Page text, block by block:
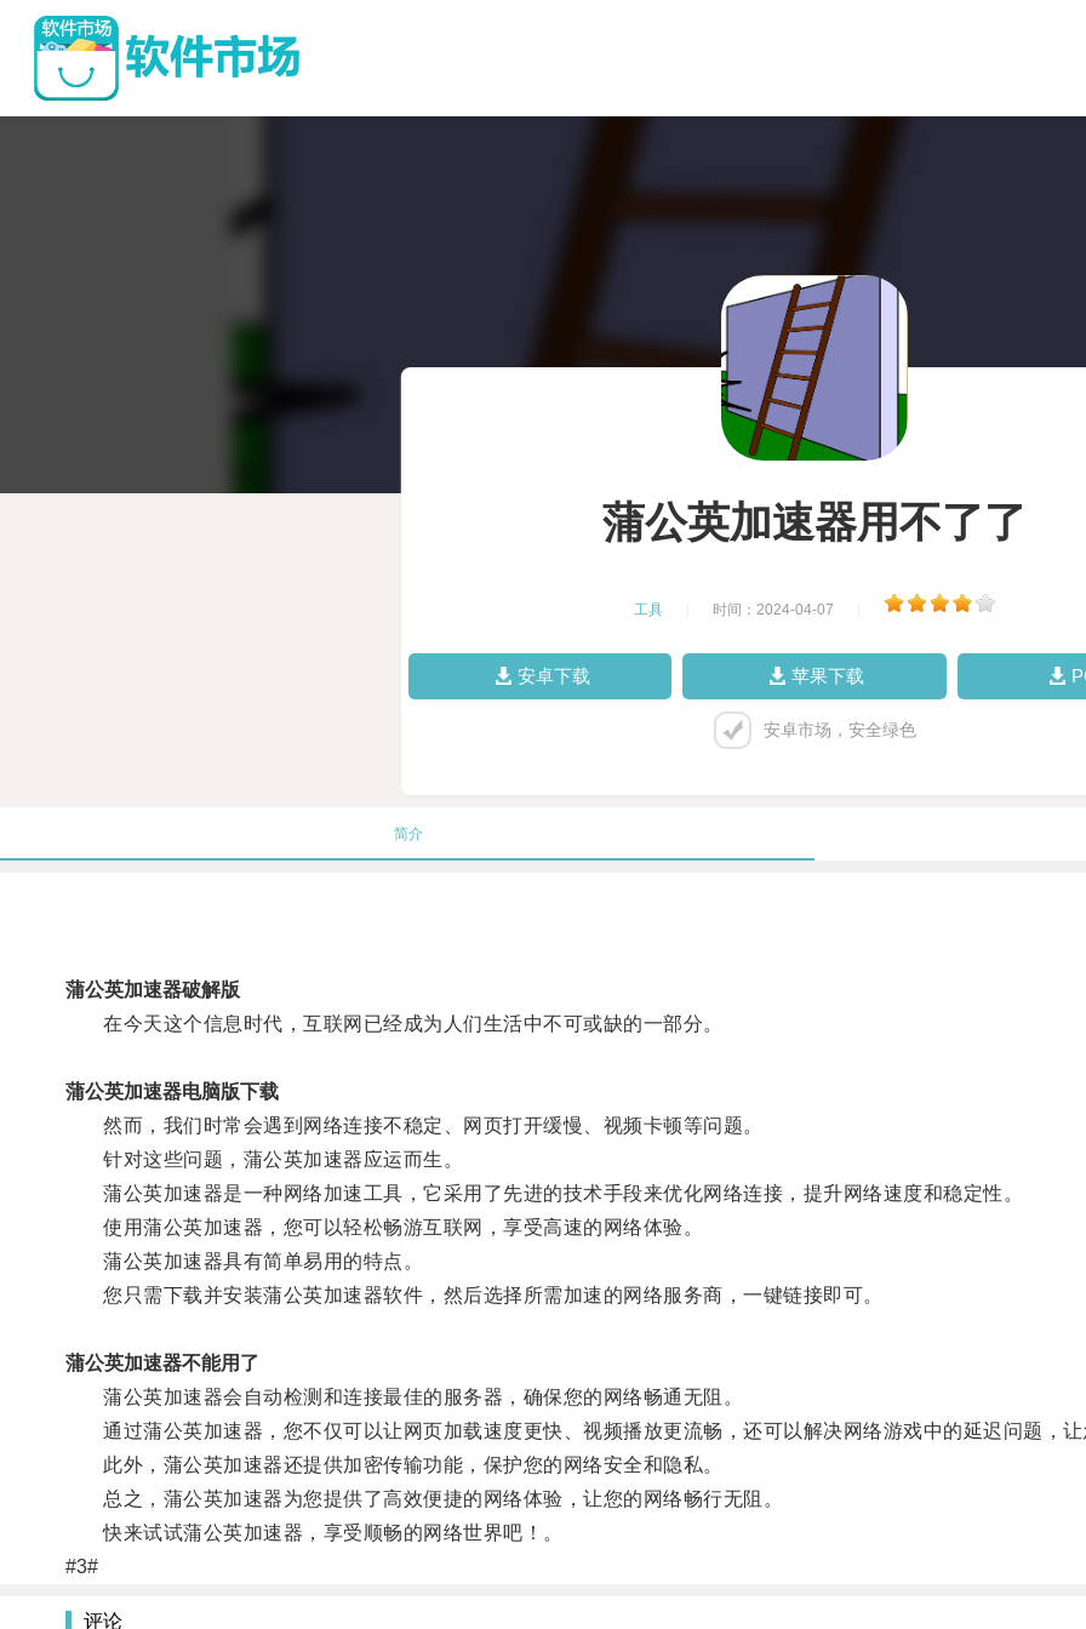
蒲公英加速器用不了了
工具 时间：2024-04-07
安卓下载 苹果下载
安卓市场，安全绿色
简介
蒲公英加速器破解版
在今天这个信息时代，互联网已经成为人们生活中不可或缺的一部分。
蒲公英加速器电脑版下载
然而，我们时常会遇到网络连接不稳定、网页打开缓慢、视频卡顿等问题。
针对这些问题，蒲公英加速器应运而生。
蒲公英加速器是一种网络加速工具，它采用了先进的技术手段来优化网络连接，提升网络速度和稳定性。
使用蒲公英加速器，您可以轻松畅游互联网，享受高速的网络体验。
蒲公英加速器具有简单易用的特点。
您只需下载并安装蒲公英加速器软件，然后选择所需加速的网络服务商，一键链接即可。
蒲公英加速器不能用了
蒲公英加速器会自动检测和连接最佳的服务器，确保您的网络畅通无阻。
通过蒲公英加速器，您不仅可以让网页加载速度更快、视频播放更流畅，还可以解决网络游戏中的延迟问题，让
此外，蒲公英加速器还提供加密传输功能，保护您的网络安全和隐私。
总之，蒲公英加速器为您提供了高效便捷的网络体验，让您的网络畅行无阻。
快来试试蒲公英加速器，享受顺畅的网络世界吧！。
#3#
评论